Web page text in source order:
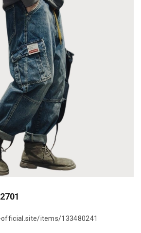
items/133480241